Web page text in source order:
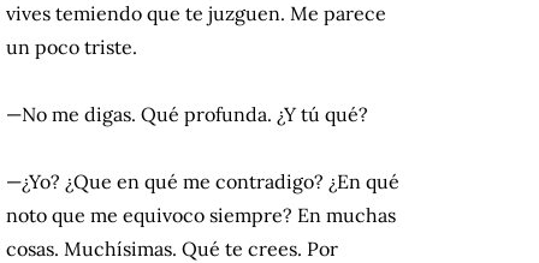
vives temiendo que te juzguen. Me parece
un poco triste.
—No me digas. Qué profunda. ¿Y tú qué?
—¿Yo? ¿Que en qué me contradigo? ¿En qué
noto que me equivoco siempre? En muchas
cosas. Muchísimas. Qué te crees. Por